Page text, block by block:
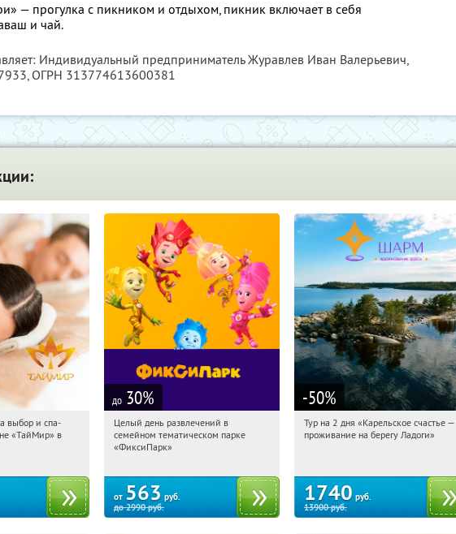
— прогулка с пикником и отдыхом, пикник включает в себя
и чай.
Индивидуальный предприниматель Журавлев Иван Валерьевич,
, ОГРН 313774613600381
Купили:
выбор и спа-
«ТайМир» в
до 30%
15:31:15 Купили:
Лубянка
Целый день развлечений в
семейном тематическом парке
«ФиксиПарк»
от 563 руб.
до2990руб.
-50%
15:31:15 Купили:39
Тур на 2 дня «Карельское счастье —
проживание на берегу Ладоги»
1740 руб.
13900руб.